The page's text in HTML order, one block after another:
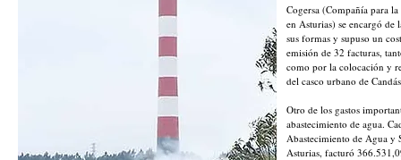
Cogersa (Compañía para
en Asturias) se encargó de
sus formas y supuso un
emisión de 32 facturas,
como por la colocación y
del casco urbano de
Otro de los gastos
abastecimiento de agua.
Abastecimiento de Agua y
Asturias, facturó